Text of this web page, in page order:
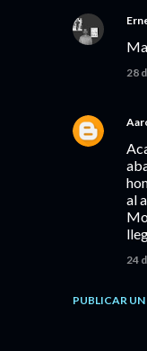
28
al
24
PUBLICAR